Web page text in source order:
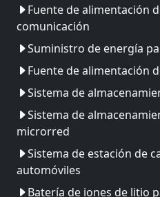
Fuente de alimentación
comunicación
Suministro de energía
Fuente de alimentación
Sistema de
Sistema de
microrred
Sistema de estación de
automóviles
Batería de iones de litio